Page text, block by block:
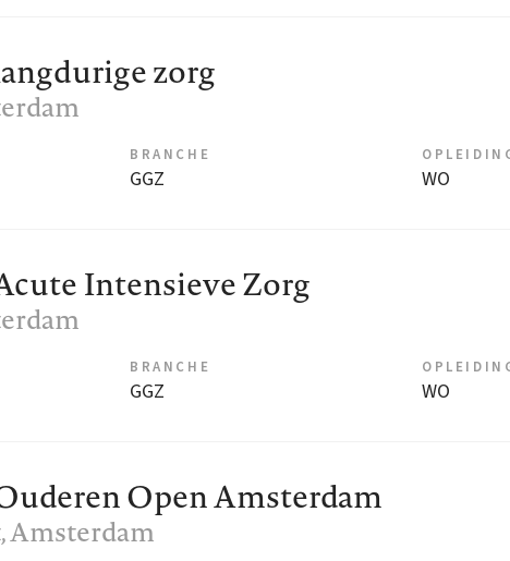
zorg
BRANCHE
GGZ WO
Intensieve Zorg
BRANCHE
GGZ WO
Open Amsterdam
, Amsterdam